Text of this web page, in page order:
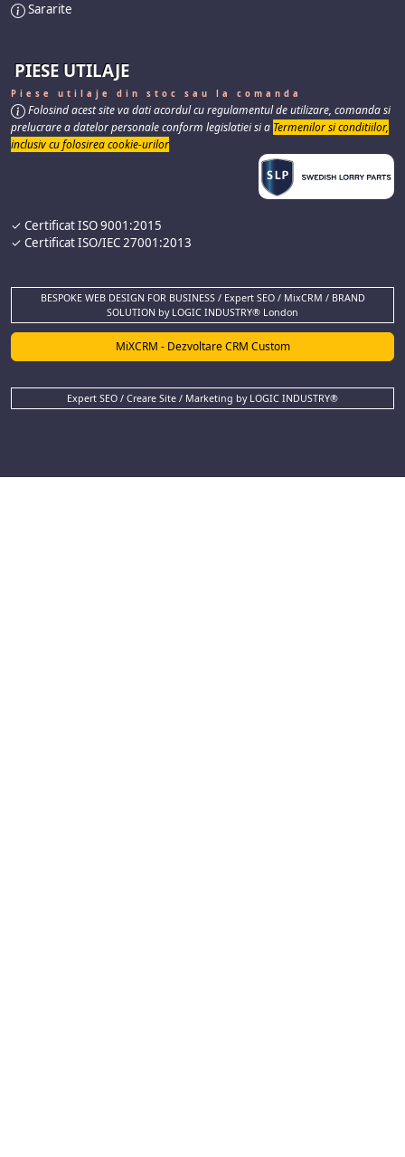
Sararite
PIESE UTILAJE
Piese utilaje din stoc sau la comanda
Folosind acest site va dati acordul cu regulamentul de utilizare, comanda si
prelucrare a datelor personale conform legislatiei si a Termenilor si conditiilor,
inclusiv cu folosirea cookie-urilor
✓ Certificat ISO 9001:2015
✓ Certificat ISO/IEC 27001:2013
BESPOKE WEB DESIGN FOR BUSINESS / Expert SEO / MixCRM / BRAND
SOLUTION by LOGIC INDUSTRY® London
MiXCRM - Dezvoltare CRM Custom
Expert SEO / Creare Site / Marketing by LOGIC INDUSTRY®